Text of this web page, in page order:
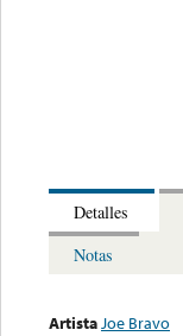
Detalles
Notas
ArtistaJoe Bravo